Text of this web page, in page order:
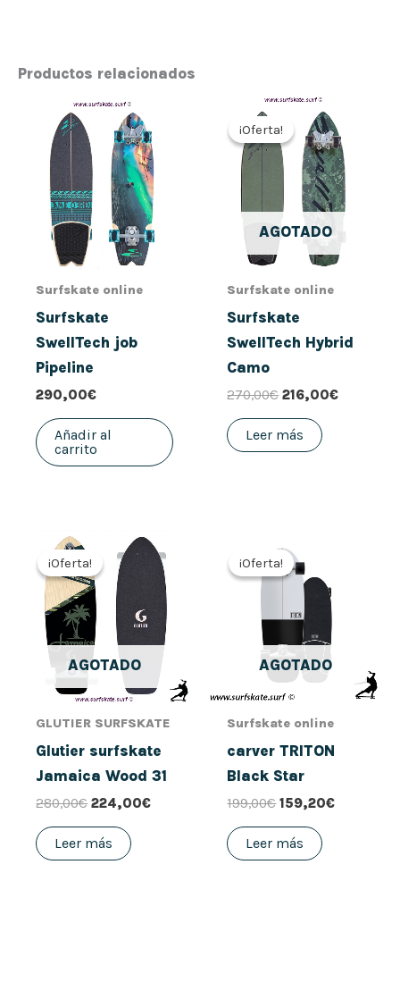
Productos relacionados
Surfskate online
Surfskate
SwellTech job
Pipeline
290,00€
Añadir al
carrito
¡Oferta!
AGOTADO
¡Oferta!
Surfskate online
Surfskate
SwellTech Hybrid
Camo
270,00€
El
precio
original
era:
270,00€.
216,00€
actual
es:
216,00€.
Leer más
¡Oferta!
AGOTADO
¡Oferta!
GLUTIER SURFSKATE
Glutier surfskate
Jamaica Wood 31
280,00€
precio
original
era:
280,00€.
224,00€
precio
actual
es:
224,00€.
Leer más
¡Oferta!
AGOTADO
¡Oferta!
Surfskate online
carver TRITON
Black Star
199,00€
precio
original
era:
199,00€.
159,20€
Leer más